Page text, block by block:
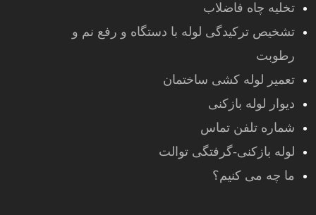
تخلیه چاه فاضلاب
تشخیص ترکیدگی لوله با دستگاه و رفع نم و
رطوبت
تعمیر لوله کشی ساختمان
دیوار لوله بازکنی
شماره تلفن تماس
لوله بازکنی-گرفتگی توالت
ما چه می کنیم؟